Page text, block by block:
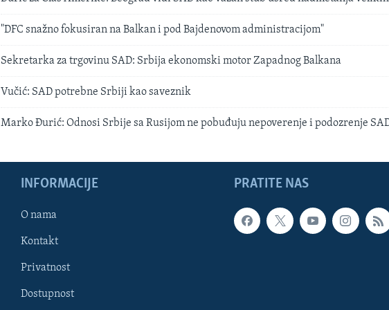
"DFC snažno fokusiran na Balkan i pod Bajdenovom administracijom"
Sekretarka za trgovinu SAD: Srbija ekonomski motor Zapadnog Balkana
Vučić: SAD potrebne Srbiji kao saveznik
Marko Đurić: Odnosi Srbije sa Rusijom ne pobuđuju nepoverenje i podozrenje
PRATITE NAS
INFORMACIJE
O nama
Kontakt
Privatnost
Dostupnost